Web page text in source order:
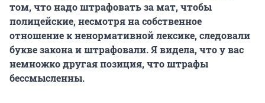
том, что надо штрафовать за мат, чтобы
полицейские, несмотря на собственное
отношение к ненормативной лексике, следовали
букве закона и штрафовали. Я видела, что у вас
немножко другая позиция, что штрафы
бессмысленны.